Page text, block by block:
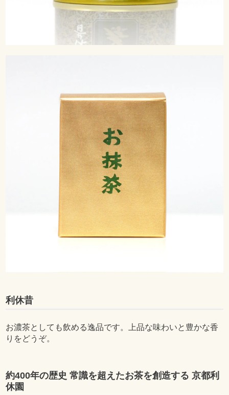
利休昔
お濃茶としても飲める逸品です。上品な味わいと豊かな香
りをどうぞ。
約400年の歴史 常識を超えたお茶を創造する 京都利
休園